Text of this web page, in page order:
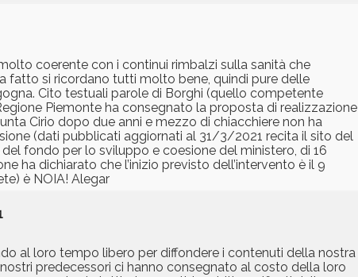
coerente con i continui rimbalzi sulla sanità che
fatto si ricordano tutti molto bene, quindi pure delle
Cito testuali parole di Borghi (quello competente
Piemonte ha consegnato la proposta di realizzazione
Cirio dopo due anni e mezzo di chiacchiere non ha
(dati pubblicati aggiornati al 31/3/2021 recita il sito del
del fondo per lo sviluppo e coesione del ministero, di 16
ha dichiarato che l’inizio previsto dell’intervento è il 9
è NOIA! Alegar
al loro tempo libero per diffondere i contenuti della nostra
predecessori ci hanno consegnato al costo della loro